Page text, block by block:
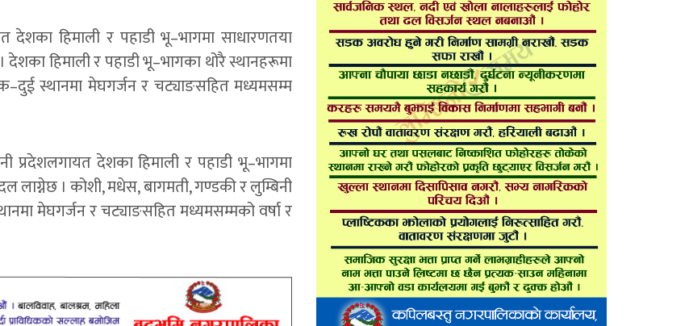
हिमाली र पहाडी भू–भागमा साधारणतया
हिमाली र पहाडी भू–भागका थोरै स्थानहरूमा
स्थानमा मेघगर्जन र चट्याङसहित मध्यमसम्म
प्रदेशलगायत देशका हिमाली र पहाडी भू–भागमा
लाग्नेछ । कोशी, मधेस, बागमती, गण्डकी र लुम्बिनी
मेघगर्जन र चट्याङसहित मध्यमसम्मको वर्षा र